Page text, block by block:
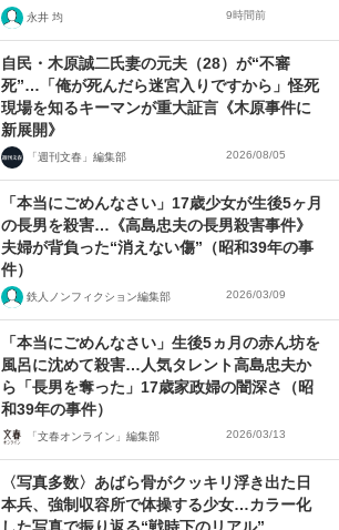
永井 均 9時間前
自民・木原誠二氏妻の元夫（28）が“不審
死”…「俺が死んだら迷宮入りですから」怪死
現場を知るキーマンが重大証言《木原事件に
新展開》
「週刊文春」編集部 2026/08/05
「本当にごめんなさい」17歳少女が生後5ヶ月
の長男を殺害…《高島忠夫の長男殺害事件》
夫婦が背負った“消えない傷”（昭和39年の事
件）
鉄人ノンフィクション編集部 2026/03/09
「本当にごめんなさい」生後5ヵ月の赤ん坊を
風呂に沈めて殺害…人気タレント高島忠夫か
ら「長男を奪った」17歳家政婦の闇深さ（昭
和39年の事件）
「文春オンライン」編集部 2026/03/13
〈写真多数〉あばら骨がクッキリ浮き出た日
本兵、強制収容所で体操する少女…カラー化